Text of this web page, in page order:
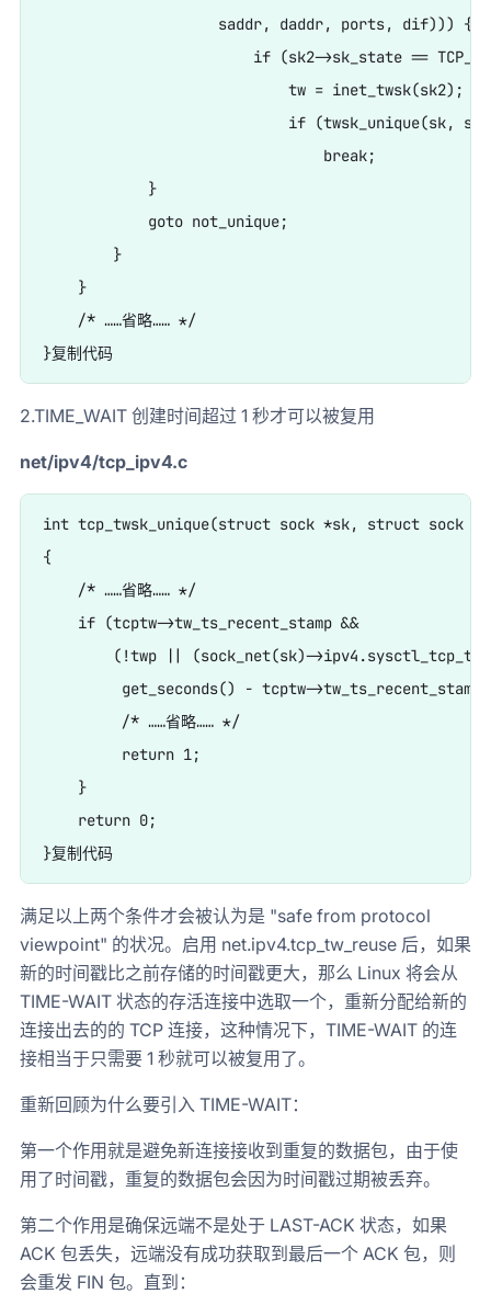
                    saddr, daddr, ports, dif))) {
if (sk2->sk_state ==
                            tw = inet_twsk(sk2);
if (twsk_unique(sk,
                                break;
            }
            goto not_unique;
        }
    }
    /* ……省略…… */
2.TIME_WAIT 创建时间超过 1 秒才可以被复用
net/ipv4/tcp_ipv4.c
int tcp_twsk_unique(struct sock *sk, struct sock
{
    /* ……省略…… */
    if (tcptw->tw_ts_recent_stamp &&
(!twp || (sock_net(sk)-
get_seconds() - tcptw->tw_ts_recent_stamp
         /* ……省略…… */
         return 1;
    }
    return 0;
满足以上两个条件才会被认为是 "safe from protocol
viewpoint" 的状况。启用 net.ipv4.tcp_tw_reuse 后，如果
新的时间戳比之前存储的时间戳更大，那么 Linux 将会从
TIME-WAIT 状态的存活连接中选取一个，重新分配给新的
连接出去的的 TCP 连接，这种情况下，TIME-WAIT 的连
接相当于只需要 1 秒就可以被复用了。
重新回顾为什么要引入 TIME-WAIT：
第一个作用就是避免新连接接收到重复的数据包，由于使
用了时间戳，重复的数据包会因为时间戳过期被丢弃。
第二个作用是确保远端不是处于 LAST-ACK 状态，如果
ACK 包丢失，远端没有成功获取到最后一个 ACK 包，则
会重发 FIN 包。直到：